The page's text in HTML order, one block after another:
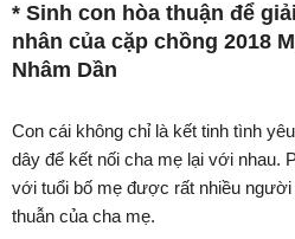
* Sinh con hòa thuận để
nhân của cặp chồng 2018
Nhâm Dần
Con cái không chỉ là kết tinh tình
dây để kết nối cha mẹ lại với nhau.
với tuổi bố mẹ được rất nhiều
thuẫn của cha mẹ.